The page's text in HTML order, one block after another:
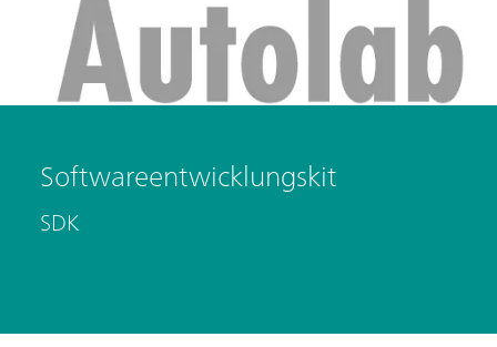
Softwareentwicklungskit
SDK